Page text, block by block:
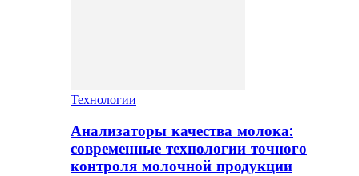
Технологии
Анализаторы качества молока:
современные технологии точного
контроля молочной продукции